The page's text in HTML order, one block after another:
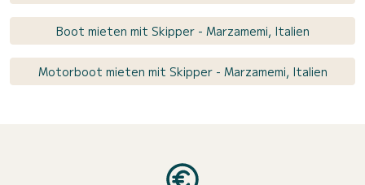
Boot mieten mit Skipper - Marzamemi, Italien
Motorboot mieten mit Skipper - Marzamemi, Italien